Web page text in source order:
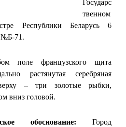
Государс
твенном
Республики Беларусь 6
№Б-71.
поле французского щита
растянутая серебряная
– три золотые рыбки,
вниз головой.
обоснование: Город